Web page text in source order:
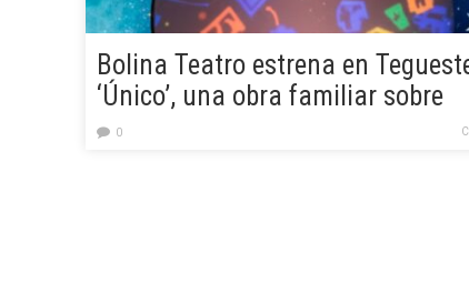
Bolina Teatro estrena en
‘Único’, una obra familiar sobre
neurodiversidad e inclusión
0